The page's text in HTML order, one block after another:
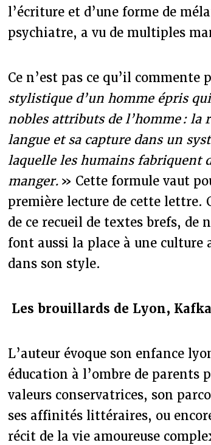
l’écriture et d’une forme de
psychiatre, a vu de multiples
Ce n’est pas ce qu’il commente
stylistique d’un homme épris
nobles attributs de l’homme : la
langue et sa capture dans un
laquelle les humains fabriquent
manger. » Cette formule vaut
première lecture de cette lettre.
de ce recueil de textes brefs,
font aussi la place à une culture
dans son style.
Les brouillards de Lyon,
L’auteur évoque son enfance
éducation à l’ombre de parents
valeurs conservatrices, son
ses affinités littéraires, ou
récit de la vie amoureuse